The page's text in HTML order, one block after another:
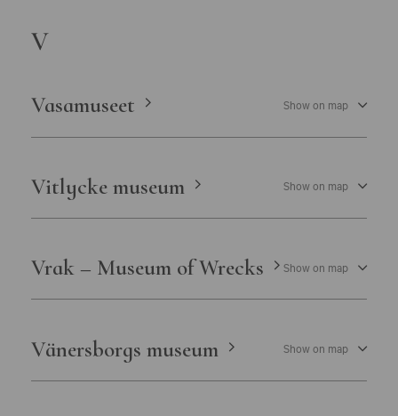
V
Vasamuseet Show on map
Vitlycke museum Show on map
Vrak – Museum of Wrecks Show on map
Vänersborgs museum Show on map